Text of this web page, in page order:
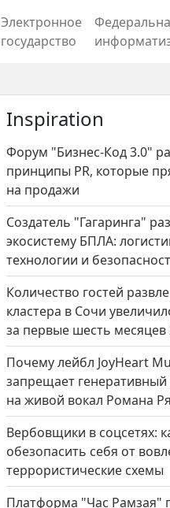
Электронное
государство
Inspiration
Форум "Бизнес-Код 3.0"
принципы PR, которые
на продажи
Создатель "Гагаринга"
экосистему БПЛА:
технологии и
Количество гостей
кластера в Сочи
за первые шесть месяцев
Почему лейбл JoyHeart
запрещает
на живой вокал Романа
Вербовщики в соцсетях:
обезопасить себя от
террористические схемы
Платформа "Час Рамзая"